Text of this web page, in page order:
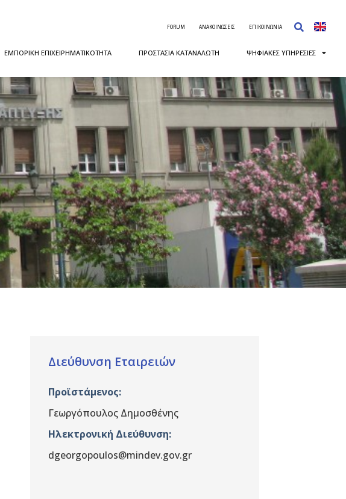
FORUM ΑΝΑΚΟΙΝΩΣΕΙΣ ΕΠΙΚΟΙΝΩΝΙΑ
ΕΜΠΟΡΙΚΗ ΕΠΙΧΕΙΡΗΜΑΤΙΚΟΤΗΤΑ ΠΡΟΣΤΑΣΙΑ ΚΑΤΑΝΑΛΩΤΗ ΨΗΦΙΑΚΕΣ ΥΠΗΡΕΣΙΕΣ
Διεύθυνση Εταιρειών
Προϊστάμενος:
Γεωργόπουλος Δημοσθένης
Ηλεκτρονική Διεύθυνση:
dgeorgopoulos@mindev.gov.gr